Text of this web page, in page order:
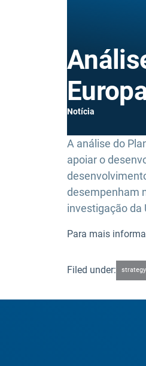
Notícia
A análise do
apoiar o
desempenham
investigação da
Para mais
Filed under: strategy